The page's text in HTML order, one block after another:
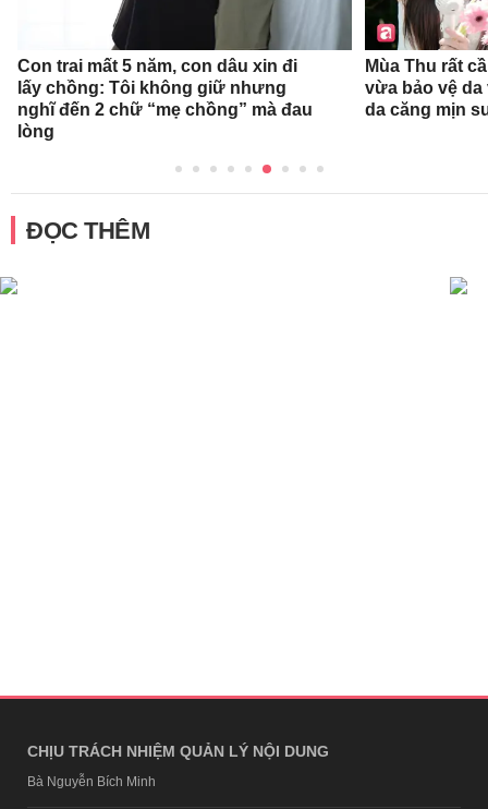
Con trai mất 5 năm, con dâu xin đi
lấy chồng: Tôi không giữ nhưng
nghĩ đến 2 chữ “mẹ chồng” mà đau
lòng
Mùa Thu rất
vừa bảo vệ
da căng mịn
ĐỌC THÊM
CHỊU TRÁCH NHIỆM QUẢN LÝ NỘI DUNG
Bà Nguyễn Bích Minh